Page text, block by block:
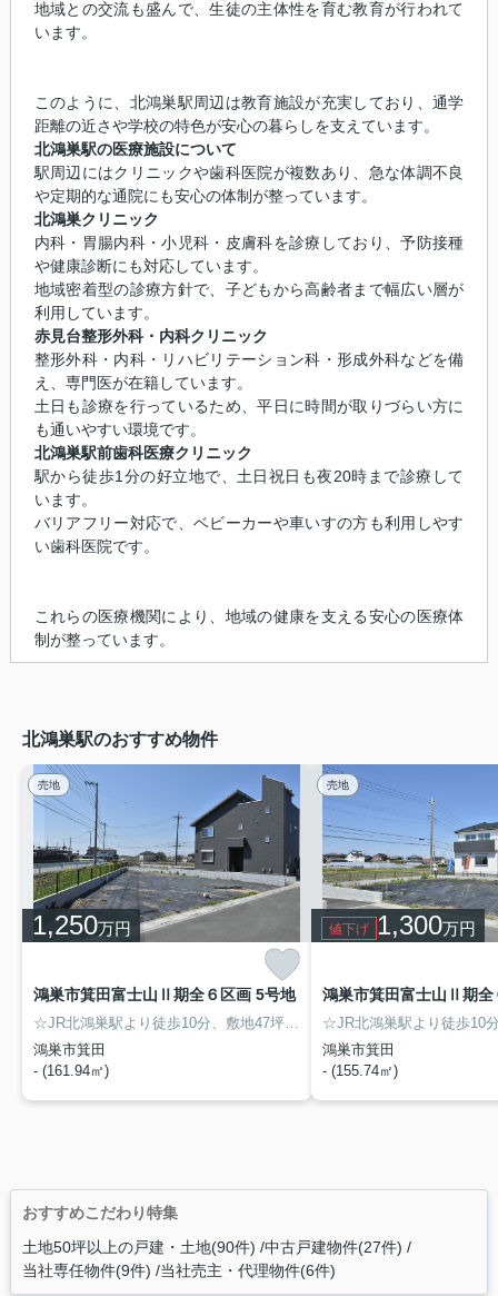
地域との交流も盛んで、生徒の主体性を育む教育が行われて
います。
このように、北鴻巣駅周辺は教育施設が充実しており、通学
距離の近さや学校の特色が安心の暮らしを支えています。
北鴻巣駅の医療施設について
駅周辺にはクリニックや歯科医院が複数あり、急な体調不良
や定期的な通院にも安心の体制が整っています。
北鴻巣クリニック
内科・胃腸内科・小児科・皮膚科を診療しており、予防接種
や健康診断にも対応しています。
地域密着型の診療方針で、子どもから高齢者まで幅広い層が
利用しています。
赤見台整形外科・内科クリニック
整形外科・内科・リハビリテーション科・形成外科などを備
え、専門医が在籍しています。
土日も診療を行っているため、平日に時間が取りづらい方に
も通いやすい環境です。
北鴻巣駅前歯科医療クリニック
駅から徒歩1分の好立地で、土日祝日も夜20時まで診療して
います。
バリアフリー対応で、ベビーカーや車いすの方も利用しやす
い歯科医院です。
これらの医療機関により、地域の健康を支える安心の医療体
制が整っています。
北鴻巣駅のおすすめ物件
売地
1,250万円
鴻巣市箕田富士山Ⅱ期全６区画 5号地
鴻巣市箕田
- (161.94㎡)
売地
値下げ 1,300万円
鴻巣市箕田富士山Ⅱ期全
鴻巣市箕田
- (155.74㎡)
おすすめこだわり特集
土地50坪以上の戸建・土地(90件) 中古戸建物件(27件)
当社専任物件(9件) 当社売主・代理物件(6件)